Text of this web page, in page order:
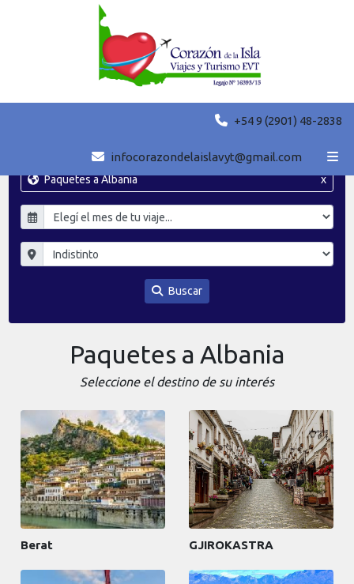
+54 9 (2901) 48-2838
infocorazondelaislavyt@gmail.com
Paquetes a Albania x
Buscar
Paquetes a Albania
Seleccione el destino de su interés
Berat GJIROKASTRA